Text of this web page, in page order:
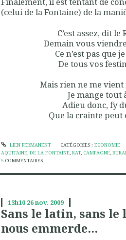
(celui de la Fontaine) de la
C’est assez, dit le
Demain vous
Ce n’est pas que
De tous vos
Mais rien ne me
Je mange tout
Adieu donc, fy
Que la crainte
LIEN PERMANENT CATÉGORIES : ECONOMIE
AQUITAINE, DE LA FONTAINE, RAT, CAMPAGNE,
5 COMMENTAIRES
13h10 26nov. 2009
Sans le latin, sans
nous emmerde...